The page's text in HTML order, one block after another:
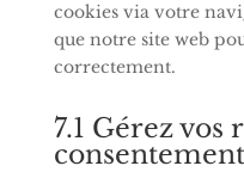
cookies via votre
que notre site web
correctement.
7.1 Gérez vos
consentement